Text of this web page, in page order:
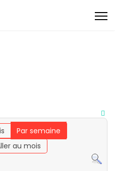
Par semaine
au mois